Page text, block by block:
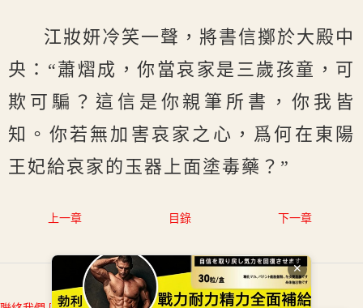
江妝妍冷笑一聲，將書信擲於大殿中
央：“蕭熠成，你當哀家是三歲孩童，可
欺可騙？這信是你親筆所書，你我皆
知。你若無加害哀家之心，爲何在東陽
王妃給哀家的玉器上面塗毒藥？”
上一章 目錄 下一章
✕